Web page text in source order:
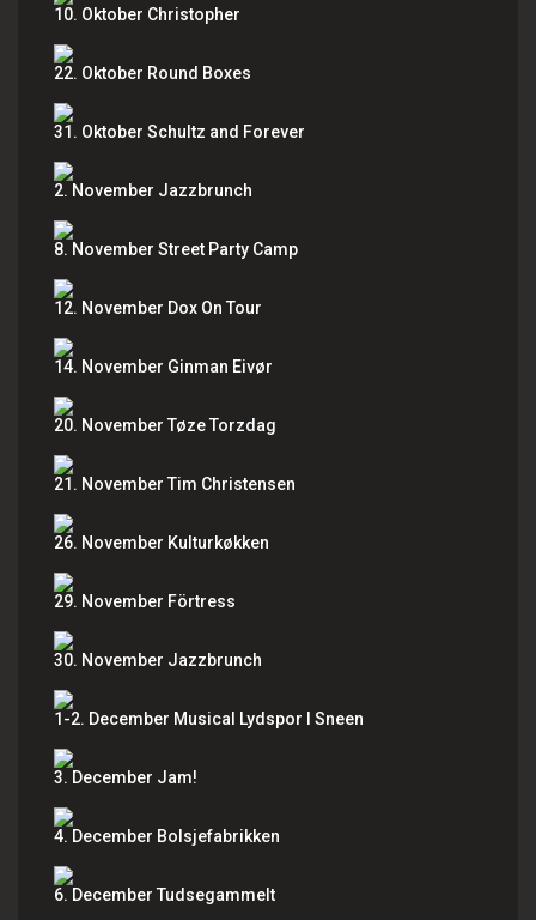
10. Oktober Christopher
22. Oktober Round Boxes
31. Oktober Schultz and Forever
2. November Jazzbrunch
8. November Street Party Camp
12. November Dox On Tour
14. November Ginman Eivør
20. November Tøze Torzdag
21. November Tim Christensen
26. November Kulturkøkken
29. November Förtress
30. November Jazzbrunch
1-2. December Musical Lydspor I Sneen
3. December Jam!
4. December Bolsjefabrikken
6. December Tudsegammelt